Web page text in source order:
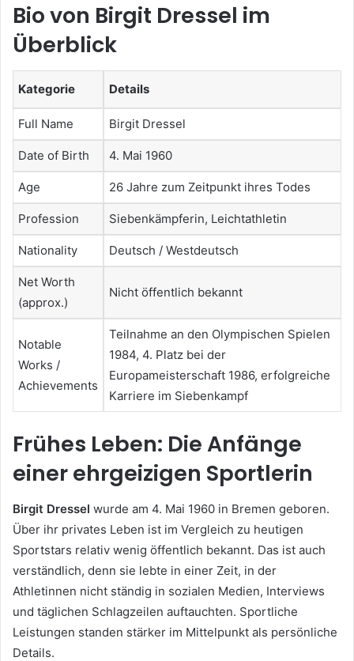
Bio von Birgit Dressel im
Überblick
Kategorie Details
Full Name Birgit Dressel
Date of Birth 4. Mai 1960
Age 26 Jahre zum Zeitpunkt ihres Todes
Profession Siebenkämpferin, Leichtathletin
Nationality Deutsch / Westdeutsch
Net Worth
(approx.)
Nicht öffentlich bekannt
Notable
Works /
Achievements
Teilnahme an den Olympischen Spielen
1984, 4. Platz bei der
Europameisterschaft 1986, erfolgreiche
Karriere im Siebenkampf
Frühes Leben: Die Anfänge
einer ehrgeizigen Sportlerin
Birgit Dressel wurde am 4. Mai 1960 in Bremen geboren.
Über ihr privates Leben ist im Vergleich zu heutigen
Sportstars relativ wenig öffentlich bekannt. Das ist auch
verständlich, denn sie lebte in einer Zeit, in der
Athletinnen nicht ständig in sozialen Medien, Interviews
und täglichen Schlagzeilen auftauchten. Sportliche
Leistungen standen stärker im Mittelpunkt als persönliche
Details.